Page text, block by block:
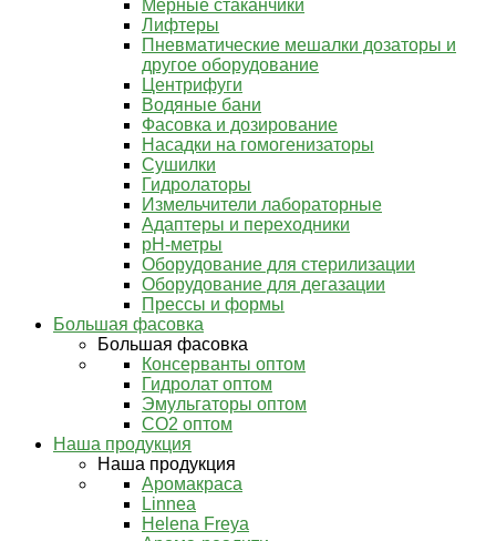
Мерные стаканчики
Лифтеры
Пневматические мешалки дозаторы и
другое оборудование
Центрифуги
Водяные бани
Фасовка и дозирование
Насадки на гомогенизаторы
Сушилки
Гидролаторы
Измельчители лабораторные
Адаптеры и переходники
pH-метры
Оборудование для стерилизации
Оборудование для дегазации
Прессы и формы
Большая фасовка
Большая фасовка
Консерванты оптом
Гидролат оптом
Эмульгаторы оптом
СО2 оптом
Наша продукция
Наша продукция
Аромакраса
Linnea
Helena Freya